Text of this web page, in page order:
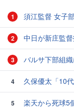
1 須江監督 女子
2 中日が新庄監
3 バルサ下部組
4 久保優太「10
5
楽天から死球5